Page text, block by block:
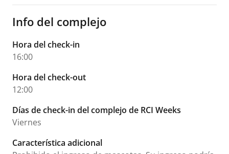
Info del complejo
Hora del check-in
16:00
Hora del check-out
12:00
Días de check-in del complejo de RCI Weeks
Viernes
Característica adicional